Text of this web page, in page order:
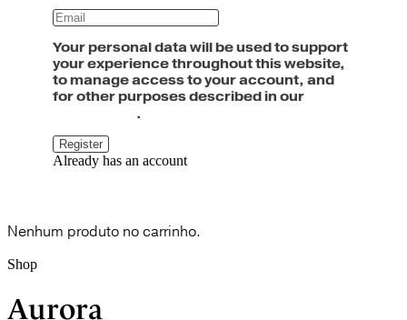
Your personal data will be used to support
your experience throughout this website,
to manage access to your account, and
for other purposes described in our
.
Already has an account
Nenhum produto no carrinho.
Shop
Aurora